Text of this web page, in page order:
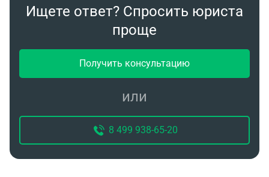
Ищете ответ? Спросить юриста
проще
Получить консультацию
или
8 499 938-65-20